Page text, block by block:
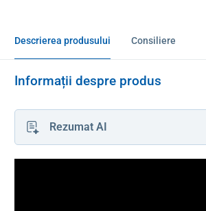
Descrierea produsului Consiliere
Informații despre produs
Rezumat AI